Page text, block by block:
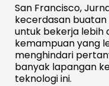
San Francisco,
kecerdasan
untuk bekerja lebih
kemampuan yang
menghindari
banyak lapangan
teknologi ini.